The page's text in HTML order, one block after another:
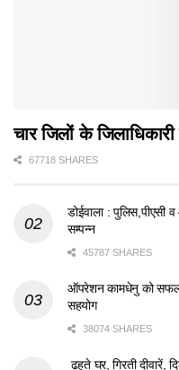
चार जिलों के
67718 SHARES
डोईवाला : पुलिस,पीएसी
सम्पन्न
45787 SHARES
ऑपरेशन कामधेनु को सफल
सहयोग
38074 SHARES
ढहते घर, गिरती दीवारें,